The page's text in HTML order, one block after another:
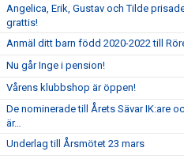
Angelica, Erik, Gustav och Tilde
grattis!
Anmäl ditt barn född 2020-2022 till
Nu går Inge i pension!
Vårens klubbshop är öppen!
De nominerade till Årets Sävar IK:are
är…
Underlag till Årsmötet 23 mars